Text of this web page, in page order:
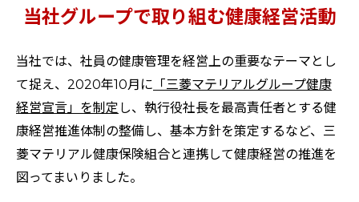
当社グループで取り組む健康経営活動
当社では、社員の健康管理を経営上の重要なテーマとし
て捉え、2020年10月に 「三菱マテリアルグループ健康
経営宣言​」を制定 し、執行役社長を最高責任者とする健
康経営推進体制の整備し、基本方針を策定するなど、三
菱マテリアル健康保険組合と連携して健康経営の推進を
図ってまいりました。